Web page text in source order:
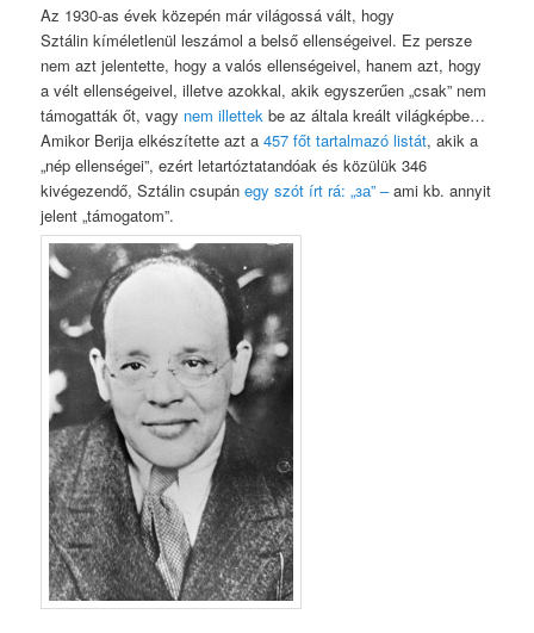
Az 1930-as évek közepén már világossá vált, hogy
Sztálin kíméletlenül leszámol a belső ellenségeivel. Ez persze
nem azt jelentette, hogy a valós ellenségeivel, hanem azt, hogy
a vélt ellenségeivel, illetve azokkal, akik egyszerűen „csak” nem
támogatták őt, vagy nem illettek be az általa kreált világképbe…
Amikor Berija elkészítette azt a457 főt tartalmazó listát, akik a
„nép ellenségei”, ezért letartóztatandóak és közülük 346
kivégezendő, Sztálin csupánegy szót írt rá: „за” –ami kb. annyit
jelent „támogatom”.